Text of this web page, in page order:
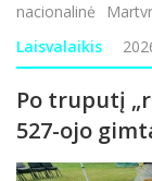
nacionalinė
gyventojus
d. pasidalyti savo
Laisvalaikis
Po truputį
527-ojo